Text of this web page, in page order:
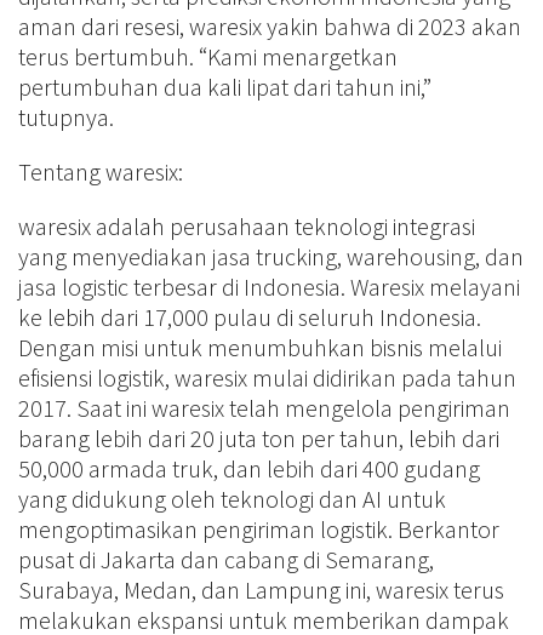
aman dari resesi, waresix yakin bahwa di 2023 akan
terus bertumbuh. “Kami menargetkan
pertumbuhan dua kali lipat dari tahun ini,”
tutupnya.
Tentang waresix:
waresix adalah perusahaan teknologi integrasi
yang menyediakan jasa trucking, warehousing, dan
jasa logistic terbesar di Indonesia. Waresix melayani
ke lebih dari 17,000 pulau di seluruh Indonesia.
Dengan misi untuk menumbuhkan bisnis melalui
efisiensi logistik, waresix mulai didirikan pada tahun
2017. Saat ini waresix telah mengelola pengiriman
barang lebih dari 20 juta ton per tahun, lebih dari
50,000 armada truk, dan lebih dari 400 gudang
yang didukung oleh teknologi dan AI untuk
mengoptimasikan pengiriman logistik. Berkantor
pusat di Jakarta dan cabang di Semarang,
Surabaya, Medan, dan Lampung ini, waresix terus
melakukan ekspansi untuk memberikan dampak